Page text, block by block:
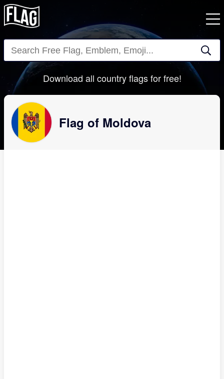
Close
Download all country flags for free!
Flag of Moldova